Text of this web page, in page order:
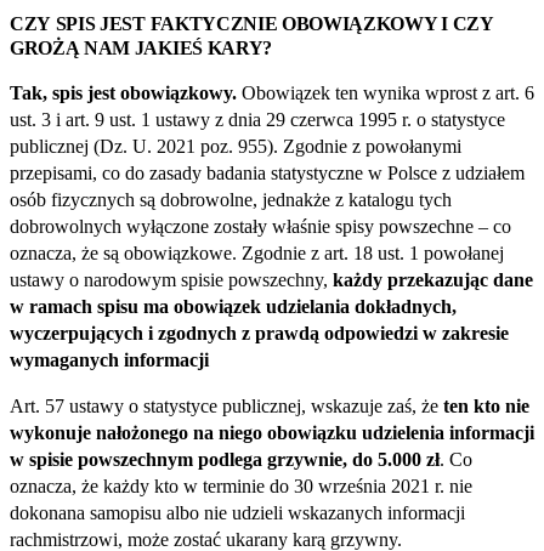
CZY SPIS JEST FAKTYCZNIE OBOWIĄZKOWY I CZY
GROŻĄ NAM JAKIEŚ KARY?
Tak, spis jest obowiązkowy. Obowiązek ten wynika wprost z art. 6
ust. 3 i art. 9 ust. 1 ustawy z dnia 29 czerwca 1995 r. o statystyce
publicznej (Dz. U. 2021 poz. 955). Zgodnie z powołanymi
przepisami, co do zasady badania statystyczne w Polsce z udziałem
osób fizycznych są dobrowolne, jednakże z katalogu tych
dobrowolnych wyłączone zostały właśnie spisy powszechne – co
oznacza, że są obowiązkowe. Zgodnie z art. 18 ust. 1 powołanej
ustawy o narodowym spisie powszechny, każdy przekazując dane
w ramach spisu ma obowiązek udzielania dokładnych,
wyczerpujących i zgodnych z prawdą odpowiedzi w zakresie
wymaganych informacji
Art. 57 ustawy o statystyce publicznej, wskazuje zaś, że ten kto nie
wykonuje nałożonego na niego obowiązku udzielenia informacji
w spisie powszechnym podlega grzywnie, do 5.000 zł. Co
oznacza, że każdy kto w terminie do 30 września 2021 r. nie
dokonana samopisu albo nie udzieli wskazanych informacji
rachmistrzowi, może zostać ukarany karą grzywny.